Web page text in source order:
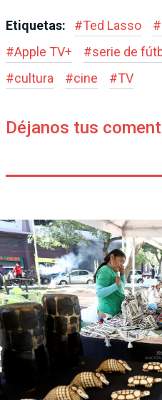
Etiquetas: #Ted Lasso #
#Apple TV+ #serie de
#cultura #cine #TV
Déjanos tus